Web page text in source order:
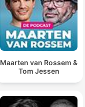
00:04:00 ·
depósito
pode
com ele
Maarten van Rossem &
Tom Jessen